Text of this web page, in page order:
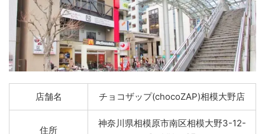
店舗名 チョコザップ(chocoZAP)相模大野店
住所
神奈川県相模原市南区相模大野3-12-